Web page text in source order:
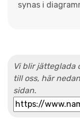
synas i
Vi blir jätteglada
till oss, här
sidan.